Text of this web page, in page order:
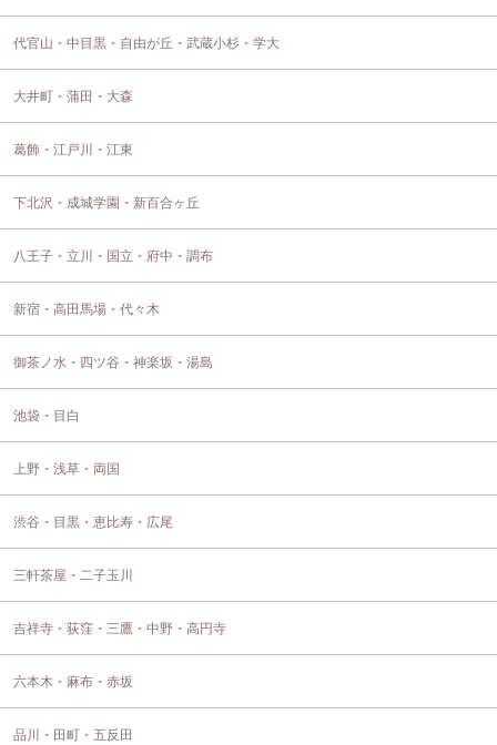
代官山・中目黒・自由が丘・武蔵小杉・学大
大井町・蒲田・大森
葛飾・江戸川・江東
下北沢・成城学園・新百合ヶ丘
八王子・立川・国立・府中・調布
新宿・高田馬場・代々木
御茶ノ水・四ツ谷・神楽坂・湯島
池袋・目白
上野・浅草・両国
渋谷・目黒・恵比寿・広尾
三軒茶屋・二子玉川
吉祥寺・荻窪・三鷹・中野・高円寺
六本木・麻布・赤坂
品川・田町・五反田